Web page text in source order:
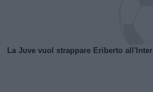
La Juve vuol strappare Eriberto all'Inter